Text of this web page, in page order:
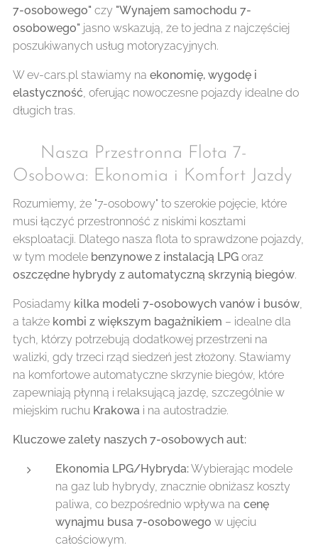
7-osobowego" czy "Wynajem samochodu 7-
osobowego" jasno wskazują, że to jedna z najczęściej
poszukiwanych usług motoryzacyjnych.
W ev-cars.pl stawiamy na ekonomię, wygodę i
elastyczność, oferując nowoczesne pojazdy idealne do
długich tras.
👨‍👩‍👧‍👦 Nasza Przestronna Flota 7-
Osobowa: Ekonomia i Komfort Jazdy
Rozumiemy, że "7-osobowy" to szerokie pojęcie, które
musi łączyć przestronność z niskimi kosztami
eksploatacji. Dlatego nasza flota to sprawdzone pojazdy,
w tym modele benzynowe z instalacją LPG oraz
oszczędne hybrydy z automatyczną skrzynią biegów.
Posiadamy kilka modeli 7-osobowych vanów i busów,
a także kombi z większym bagażnikiem – idealne dla
tych, którzy potrzebują dodatkowej przestrzeni na
walizki, gdy trzeci rząd siedzeń jest złożony. Stawiamy
na komfortowe automatyczne skrzynie biegów, które
zapewniają płynną i relaksującą jazdę, szczególnie w
miejskim ruchu Krakowa i na autostradzie.
Kluczowe zalety naszych 7-osobowych aut:
Ekonomia LPG/Hybryda:Wybierając modele
na gaz lub hybrydy, znacznie obniżasz koszty
paliwa, co bezpośrednio wpływa na cenę
wynajmu busa 7-osobowego w ujęciu
całościowym.